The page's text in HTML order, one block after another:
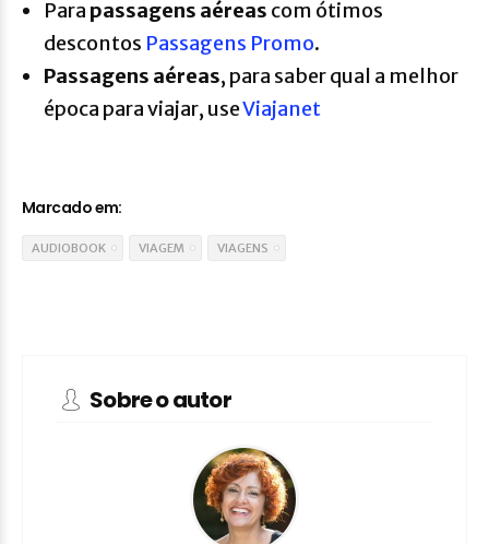
Para passagens aéreas com ótimos
descontos Passagens Promo.
Passagens aéreas, para saber qual a melhor
época para viajar, useViajanet
Marcado em:
AUDIOBOOK VIAGEM VIAGENS
Sobre o autor